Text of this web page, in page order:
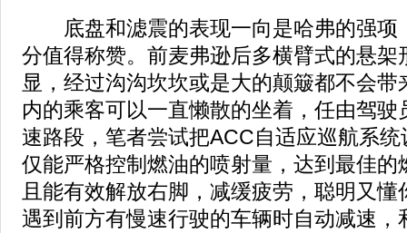
底盘和滤震的表现一向是哈弗的强项
分值得称赞。前麦弗逊后多横臂式的悬架
显，经过沟沟坎坎或是大的颠簸都不会带
内的乘客可以一直懒散的坐着，任由驾驶
速路段，笔者尝试把ACC自适应巡航系
仅能严格控制燃油的喷射量，达到最佳的
且能有效解放右脚，减缓疲劳，聪明又
遇到前方有慢速行驶的车辆时自动减速，